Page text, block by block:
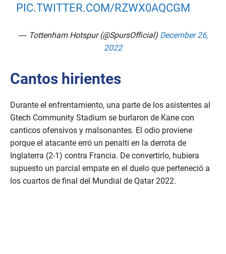
PIC.TWITTER.COM/RZWX0AQCGM
— Tottenham Hotspur (@SpursOfficial) December 26,
2022
Cantos hirientes
Durante el enfrentamiento, una parte de los asistentes al
Gtech Community Stadium se burlaron de Kane con
canticos ofensivos y malsonantes. El odio proviene
porque el atacante erró un penalti en la derrota de
Inglaterra (2-1) contra Francia. De convertirlo, hubiera
supuesto un parcial empate en el duelo que perteneció a
los cuartos de final del Mundial de Qatar 2022.